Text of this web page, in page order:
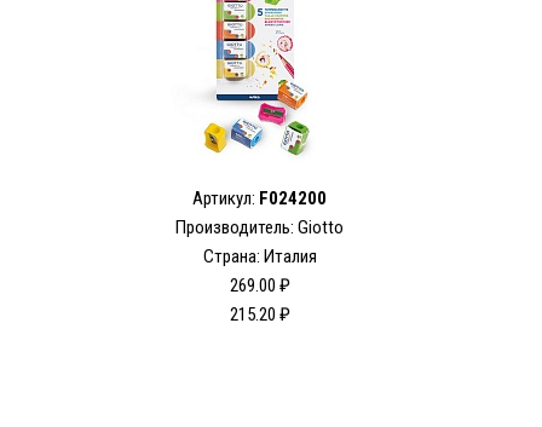
Артикул: F024200
Производитель: Giotto
Страна: Италия
269.00 ₽
215.20 ₽